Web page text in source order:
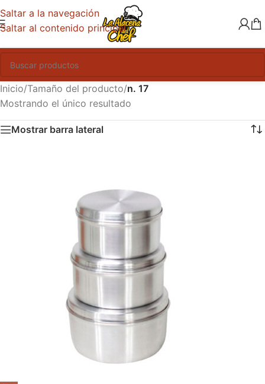
Saltar a la navegación
Saltar al contenido principal
Inicio/Tamaño del producto/n. 17
Mostrando el único resultado
Mostrar barra lateral